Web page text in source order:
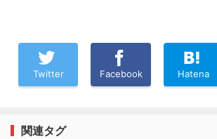
Twitter Facebook Hatena
関連タグ